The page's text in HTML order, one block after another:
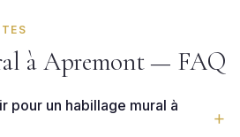
à Apremont — FAQ
pour un habillage mural à